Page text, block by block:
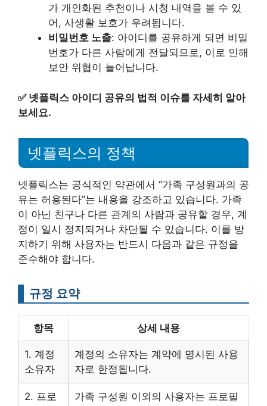
가 개인화된 추천이나 시청 내역을 볼 수 있
어, 사생활 보호가 우려됩니다.
비밀번호 노출: 아이디를 공유하게 되면 비밀
번호가 다른 사람에게 전달되므로, 이로 인해
보안 위협이 늘어납니다.
✅ 넷플릭스 아이디 공유의 법적 이슈를 자세히 알아
보세요.
넷플릭스의 정책
넷플릭스는 공식적인 약관에서 “가족 구성원과의 공
유는 허용된다”는 내용을 강조하고 있습니다. 가족
이 아닌 친구나 다른 관계의 사람과 공유할 경우, 계
정이 일시 정지되거나 차단될 수 있습니다. 이를 방
지하기 위해 사용자는 반드시 다음과 같은 규정을
준수해야 합니다.
규정 요약
항목 상세 내용
1. 계정
소유자
계정의 소유자는 계약에 명시된 사용
자로 한정됩니다.
2. 프로
가족 구성원 이외의 사용자는 프로필